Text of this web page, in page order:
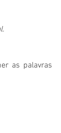
as palavras